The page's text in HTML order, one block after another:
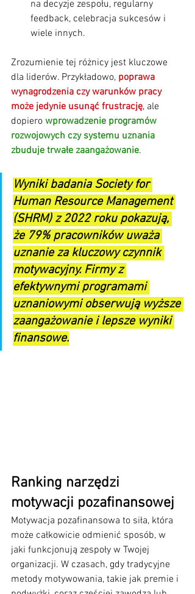
na decyzje zespołu, regularny
feedback, celebracja sukcesów i
wiele innych.
Zrozumienie tej różnicy jest kluczowe
dla liderów. Przykładowo, poprawa
wynagrodzenia czy warunków pracy
może jedynie usunąć frustrację, ale
dopiero wprowadzenie programów
rozwojowych czy systemu uznania
zbuduje trwałe zaangażowanie.
Wyniki badania Society for
Human Resource Management
(SHRM) z 2022 roku pokazują,
że 79% pracowników uważa
uznanie za kluczowy czynnik
motywacyjny. Firmy z
efektywnymi programami
uznaniowymi obserwują wyższe
zaangażowanie i lepsze wyniki
finansowe.
Ranking narzędzi
motywacji pozafinansowej
Motywacja pozafinansowa to siła, która
może całkowicie odmienić sposób, w
jaki funkcjonują zespoły w Twojej
organizacji. W czasach, gdy tradycyjne
metody motywowania, takie jak premie i